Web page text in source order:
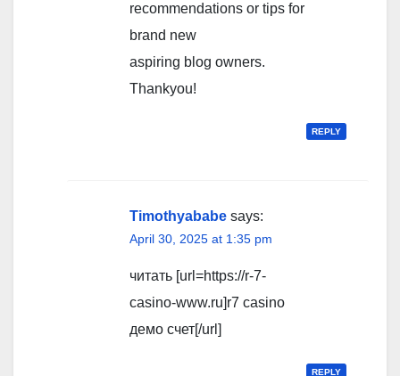
recommendations or tips for
brand new
aspiring blog owners.
Thankyou!
REPLY
Timothyababe says:
April 30, 2025 at 1:35 pm
читать [url=https://r-7-
casino-www.ru]r7 casino
демо счет[/url]
REPLY